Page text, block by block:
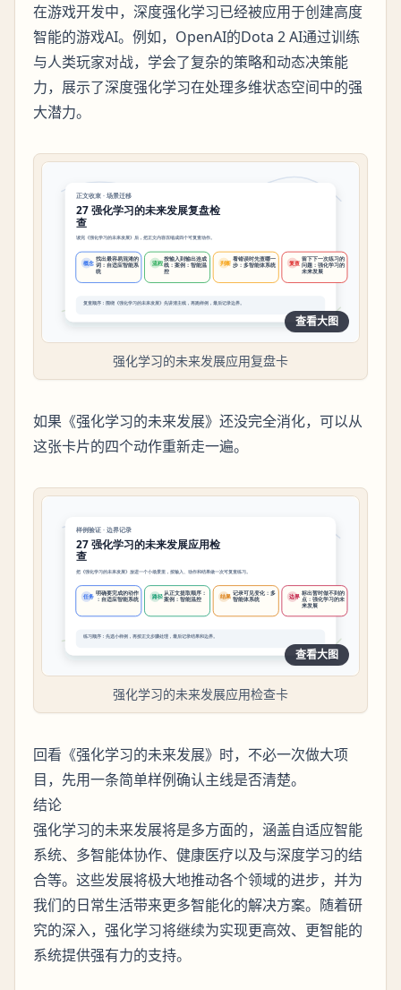
在游戏开发中，深度强化学习已经被应用于创建高度
智能的游戏AI。例如，OpenAI的Dota 2 AI通过训练
与人类玩家对战，学会了复杂的策略和动态决策能
力，展示了深度强化学习在处理多维状态空间中的强
大潜力。
查看大图
强化学习的未来发展应用复盘卡
如果《强化学习的未来发展》还没完全消化，可以从
这张卡片的四个动作重新走一遍。
查看大图
强化学习的未来发展应用检查卡
回看《强化学习的未来发展》时，不必一次做大项
目，先用一条简单样例确认主线是否清楚。
结论
强化学习的未来发展将是多方面的，涵盖自适应智能
系统、多智能体协作、健康医疗以及与深度学习的结
合等。这些发展将极大地推动各个领域的进步，并为
我们的日常生活带来更多智能化的解决方案。随着研
究的深入，强化学习将继续为实现更高效、更智能的
系统提供强有力的支持。